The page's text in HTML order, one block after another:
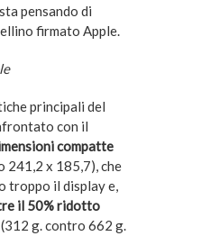
pensando di
firmato Apple.
principali del
con il
compatte
241,2 x 185,7), che
troppo il display e,
il 50% ridotto
g. contro 662 g.